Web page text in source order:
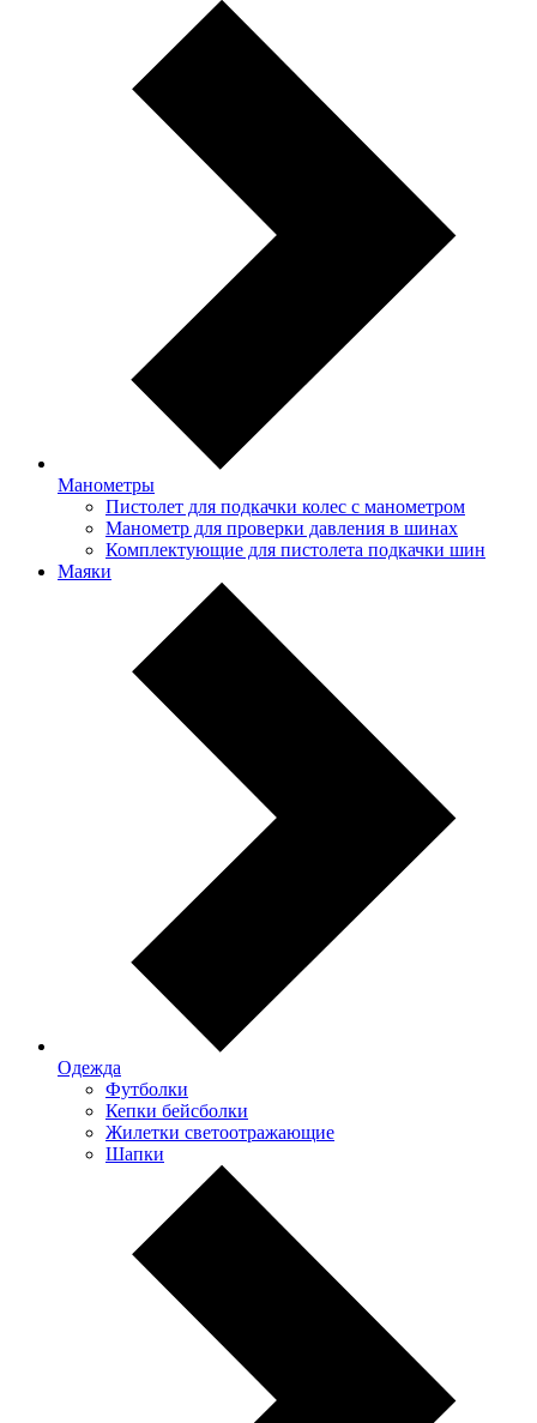
Манометры
Пистолет для подкачки колес с манометром
Манометр для проверки давления в шинах
Комплектующие для пистолета подкачки шин
Маяки
Одежда
Футболки
Кепки бейсболки
Жилетки светоотражающие
Шапки